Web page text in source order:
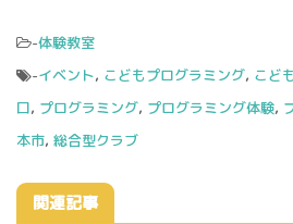
-体験教室
-イベント, こどもプログラミング, こど
口, プログラミング, プログラミング体験,
本市, 総合型クラブ
関連記事